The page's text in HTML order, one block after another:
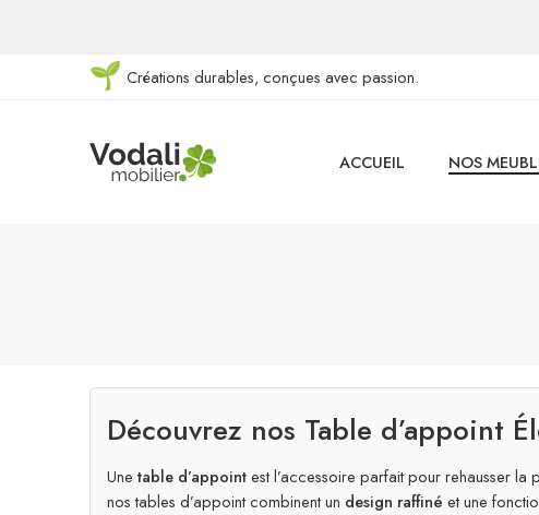
Créations durables, conçues avec passion.
ACCUEIL NOS
Découvrez nos Table d’appoint
Une table d’appointest l’accessoire parfait pour rehausser la
nos tables d’appoint combinent un design raffiné et une